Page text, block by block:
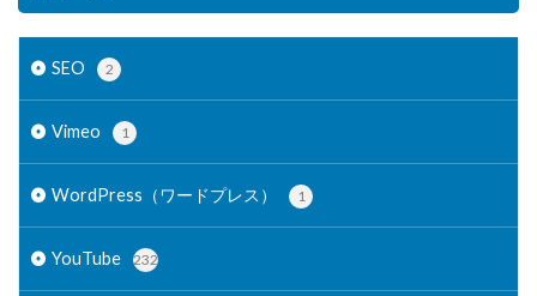
SEO 2
Vimeo 1
WordPress（ワードプレス） 1
YouTube 232